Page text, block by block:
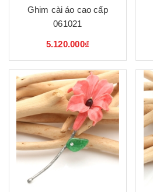
Ghim cài áo cao cấp
061021
5.120.000₫